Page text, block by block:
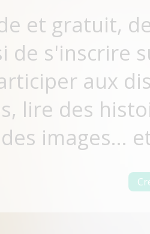
et gratuit,
de s'inscrire
aux
lire des
images...